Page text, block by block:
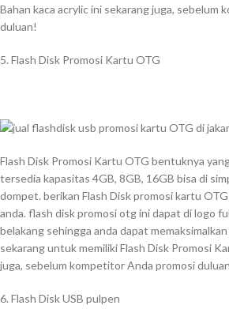
Bahan kaca acrylic ini sekarang juga, sebelum
duluan!
5. Flash Disk Promosi Kartu OTG
Flash Disk Promosi Kartu OTG bentuknya
tersedia kapasitas 4GB, 8GB, 16GB bisa di
dompet. berikan Flash Disk promosi kartu
anda. flash disk promosi otg ini dapat di logo
belakang sehingga anda dapat
sekarang untuk memiliki Flash Disk Promosi
juga, sebelum kompetitor Anda promosi
6. Flash Disk USB pulpen